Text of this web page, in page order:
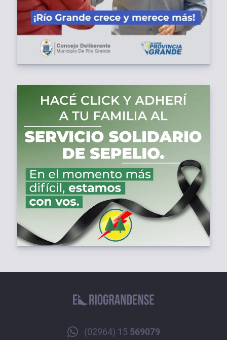
(02964) 15 569079